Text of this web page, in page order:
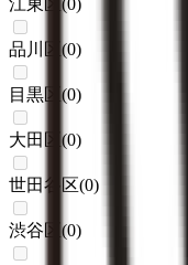
江東区 (0)
品川区 (0)
目黒区 (0)
大田区 (0)
世田谷区(0)
渋谷区 (0)